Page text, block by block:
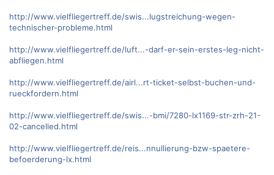
http://www.vielfliegertreff.de/swis...lugstreichung-wegen-
technischer-probleme.html
http://www.vielfliegertreff.de/luft...-darf-er-sein-erstes-leg-nicht-
abfliegen.html
http://www.vielfliegertreff.de/airl...rt-ticket-selbst-buchen-und-
rueckfordern.html
http://www.vielfliegertreff.de/swis...-bmi/7280-lx1169-str-zrh-21-
02-cancelled.html
http://www.vielfliegertreff.de/reis...nnullierung-bzw-spaetere-
befoerderung-lx.html